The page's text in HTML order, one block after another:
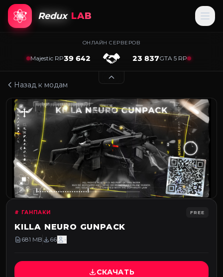
Redux LAB
ОНЛАЙН СЕРВЕРОВ
Majestic RP39 642 23 837GTA 5 RP
Назад к модам
# ГАНПАКИ FREE
KILLA NEURO GUNPACK
681 MB 66 -
СКАЧАТЬ